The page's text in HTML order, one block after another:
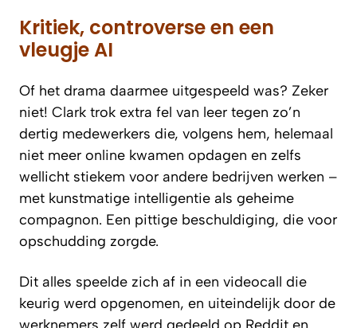
Kritiek, controverse en een
vleugje AI
Of het drama daarmee uitgespeeld was? Zeker
niet! Clark trok extra fel van leer tegen zo’n
dertig medewerkers die, volgens hem, helemaal
niet meer online kwamen opdagen en zelfs
wellicht stiekem voor andere bedrijven werken –
met kunstmatige intelligentie als geheime
compagnon. Een pittige beschuldiging, die voor
opschudding zorgde.
Dit alles speelde zich af in een videocall die
keurig werd opgenomen, en uiteindelijk door de